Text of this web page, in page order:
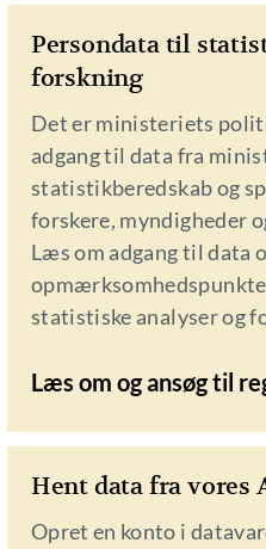
Persondata til
forskning
Det er ministeriets
adgang til data fra
statistikberedskab og
forskere, myndigheder
Læs om adgang til data
statistiske analyser og
Læs om og ansøg til
Hent data fra vores
Opret en konto i